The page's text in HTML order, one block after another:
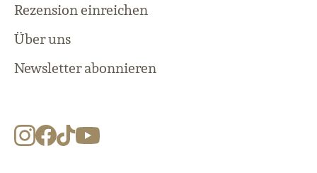
Rezension einreichen
Über uns
Newsletter abonnieren